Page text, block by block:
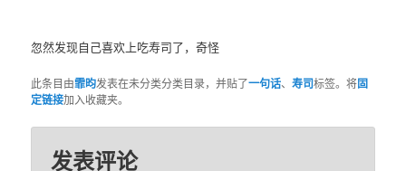
忽然发现自己喜欢上吃寿司了，奇怪
此条目由霏昀发表在未分类分类目录，并贴了一句话、寿司标签。将固
定链接加入收藏夹。
发表评论